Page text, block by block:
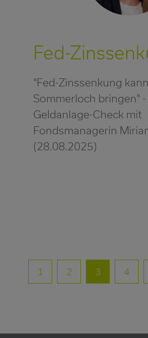
Fed-
"Fed-Zinssenkung
Sommerloch bringen"
Geldanlage-Check mit
Fondsmanagerin
(28.08.2025)
1 2 3 4